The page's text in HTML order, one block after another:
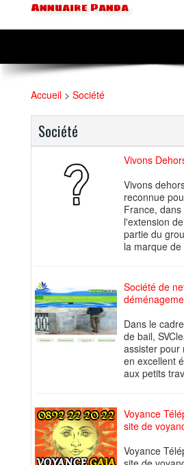
Annuaire Panda
Accueil > Société
Société
Vivons
Vivons
reconnue
France,
l'extension
partie du
la marque de
Société de
Dans le
de bail,
assister pour
en excellent
aux petits
Voyance
site de
Voyance